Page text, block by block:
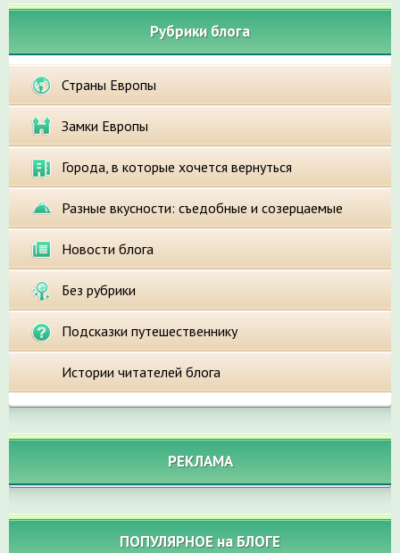
Рубрики блога
Страны Европы
Замки Европы
Города, в которые хочется вернуться
Разные вкусности: съедобные и созерцаемые
Новости блога
Без рубрики
Подсказки путешественнику
Истории читателей блога
РЕКЛАМА
ПОПУЛЯРНОЕ на БЛОГЕ